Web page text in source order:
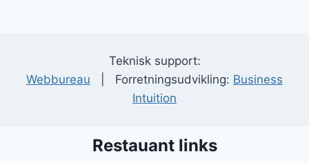
Teknisk support:
Webbureau | Forretningsudvikling: Business
Intuition
Restauant links